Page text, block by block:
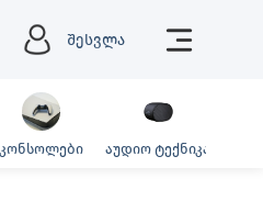
შესვლა
კონსოლები აუდიო ტექნიკა